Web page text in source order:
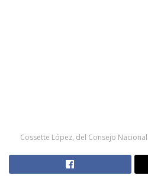
Cossette López, del Consejo